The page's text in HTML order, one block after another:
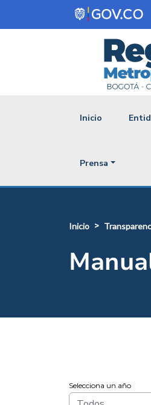
Pasar al contenido principal
Inicio
Prensa
inicio
Selecciona un año